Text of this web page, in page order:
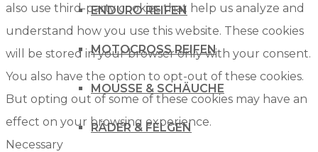
ENDURO REIFEN
MOTOCROSS REIFEN
MOUSSE & SCHÄUCHE
RÄDER & FELGEN
also use third-party cookies that help us analyze and
understand how you use this website. These cookies
will be stored in your browser only with your consent.
You also have the option to opt-out of these cookies.
But opting out of some of these cookies may have an
effect on your browsing experience.
Necessary